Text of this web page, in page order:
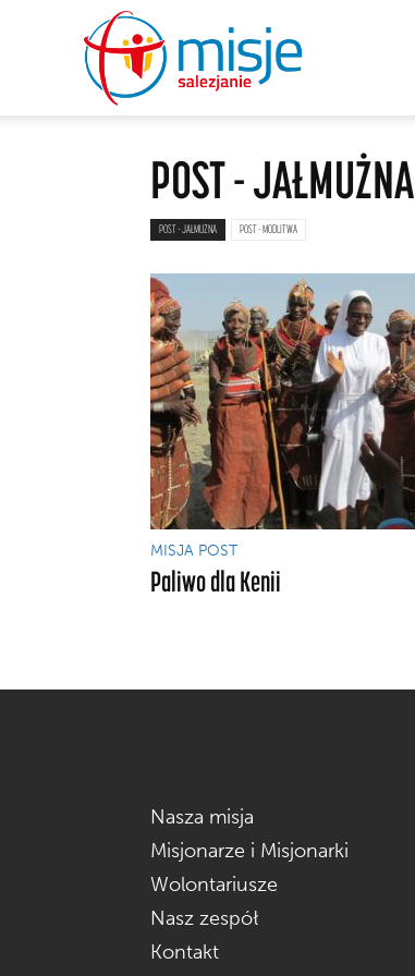
salezjanie
POST - JAŁMUŻNA
POST - JAŁMUŻNA POST - MODLITWA
MISJA POST
Paliwo dla Kenii
Nasza misja
Misjonarze i Misjonarki
Wolontariusze
Nasz zespół
Kontakt